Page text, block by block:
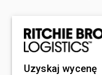
Uzyskaj wycenę